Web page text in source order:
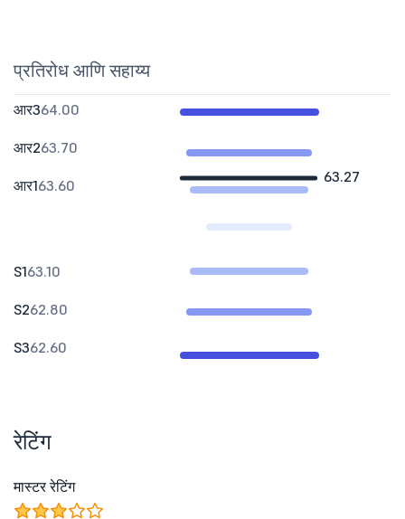
प्रतिरोध आणि सहाय्य
63.27
आर364.00
आर263.70
आर163.60
S163.10
S262.80
S362.60
रेटिंग
मास्टर रेटिंग